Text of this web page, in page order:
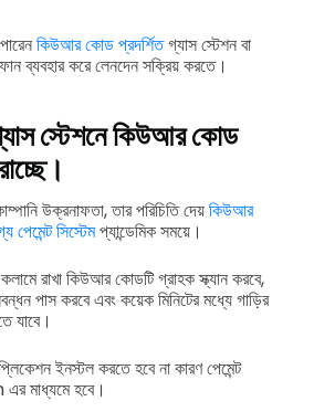
কিউআর কোড প্রদর্শিতগ্যাস স্টেশন বা
ব্যবহার করে লেনদেন সক্রিয় করতে।
স্টেশনে কিউআর কোড
উক্রনাফতা, তার পরিচিতি দেয়কিউআর
পেমেন্ট সিস্টেমপ্যান্ডেমিক সময়ে।
রাখা কিউআর কোডটি গ্রাহক স্ক্যান করবে,
পাস করবে এবং কয়েক মিনিটের মধ্যে গাড়ির
যাবে।
ইনস্টল করতে হবে না কারণ পেমেন্ট
মাধ্যমে হবে।